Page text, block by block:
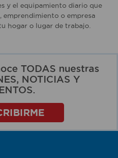
y el equipamiento diario que
emprendimiento o empresa
hogar o lugar de trabajo.
TODAS nuestras
NOTICIAS Y